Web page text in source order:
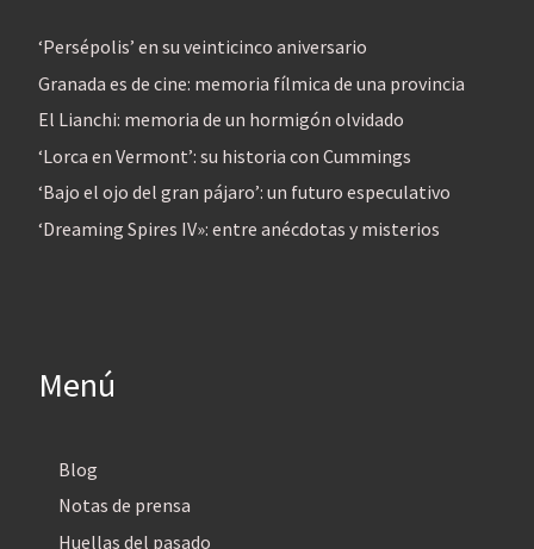
‘Persépolis’ en su veinticinco aniversario
Granada es de cine: memoria fílmica de una provincia
El Lianchi: memoria de un hormigón olvidado
‘Lorca en Vermont’: su historia con Cummings
‘Bajo el ojo del gran pájaro’: un futuro especulativo
‘Dreaming Spires IV»: entre anécdotas y misterios
Menú
Blog
Notas de prensa
Huellas del pasado